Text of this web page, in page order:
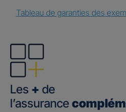
Tableau de garanties des
Les + de
l’assurance